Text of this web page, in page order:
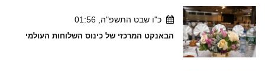
כ"ו שבט התשפ"ה, 01:56
הבאנקט המרכזי של כינוס השלוחות העולמי